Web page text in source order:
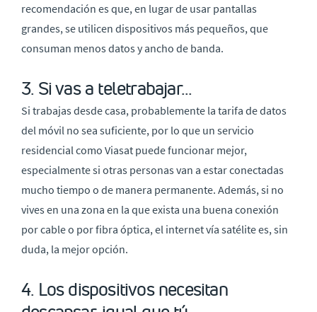
recomendación es que, en lugar de usar pantallas
grandes, se utilicen dispositivos más pequeños, que
consuman menos datos y ancho de banda.
3. Si vas a teletrabajar...
Si trabajas desde casa, probablemente la tarifa de datos
del móvil no sea suficiente, por lo que un servicio
residencial como Viasat puede funcionar mejor,
especialmente si otras personas van a estar conectadas
mucho tiempo o de manera permanente. Además, si no
vives en una zona en la que exista una buena conexión
por cable o por fibra óptica, el internet vía satélite es, sin
duda, la mejor opción.
4. Los dispositivos necesitan